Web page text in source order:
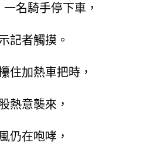
名騎手停下車，
記者觸摸。
住加熱車把時，
熱意襲來，
仍在咆哮，